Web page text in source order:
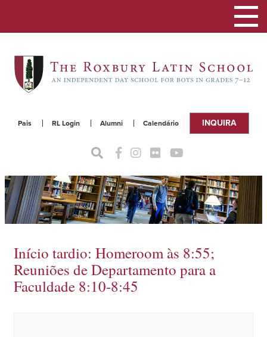
Pais RL Login Alumni Calendário INQUIRA
a
Início tardio: Homeroom às 8:55;
Reuniões de Departamento para a
Faculdade 8:10-8:45